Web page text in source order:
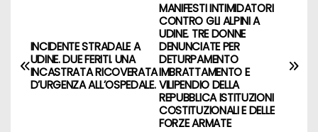
MANIFESTI INTIMIDATORI
CONTRO GLI ALPINI A
UDINE. TRE DONNE
DENUNCIATE PER
DETURPAMENTO
IMBRATTAMENTO E
VILIPENDIO DELLA
REPUBBLICA ISTITUZIONI
COSTITUZIONALI E DELLE
FORZE ARMATE
INCIDENTE STRADALE A
UDINE. DUE FERITI. UNA
INCASTRATA RICOVERATA
D’URGENZA ALL’OSPEDALE.